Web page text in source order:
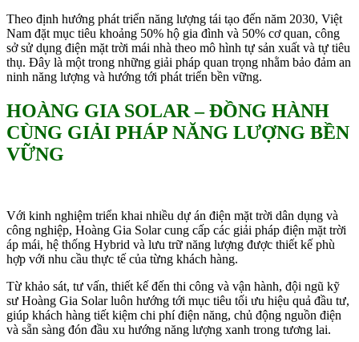
Theo định hướng phát triển năng lượng tái tạo đến năm 2030, Việt
Nam đặt mục tiêu khoảng 50% hộ gia đình và 50% cơ quan, công
sở sử dụng điện mặt trời mái nhà theo mô hình tự sản xuất và tự tiêu
thụ. Đây là một trong những giải pháp quan trọng nhằm bảo đảm an
ninh năng lượng và hướng tới phát triển bền vững.
HOÀNG GIA SOLAR – ĐỒNG HÀNH
CÙNG GIẢI PHÁP NĂNG LƯỢNG BỀN
VỮNG
Với kinh nghiệm triển khai nhiều dự án điện mặt trời dân dụng và
công nghiệp, Hoàng Gia Solar cung cấp các giải pháp điện mặt trời
áp mái, hệ thống Hybrid và lưu trữ năng lượng được thiết kế phù
hợp với nhu cầu thực tế của từng khách hàng.
Từ khảo sát, tư vấn, thiết kế đến thi công và vận hành, đội ngũ kỹ
sư Hoàng Gia Solar luôn hướng tới mục tiêu tối ưu hiệu quả đầu tư,
giúp khách hàng tiết kiệm chi phí điện năng, chủ động nguồn điện
và sẵn sàng đón đầu xu hướng năng lượng xanh trong tương lai.